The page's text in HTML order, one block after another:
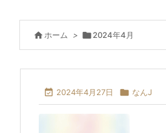
 ホーム > 2024年4月
 2024年4月27日  なんJ